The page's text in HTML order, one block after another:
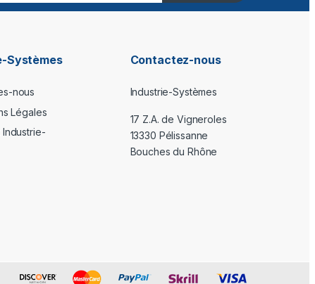
Systèmes
nous
Légales
Contactez-nous
Industrie-Systèmes
17 Z.A. de Vigneroles
13330 Pélissanne
Bouches du Rhône